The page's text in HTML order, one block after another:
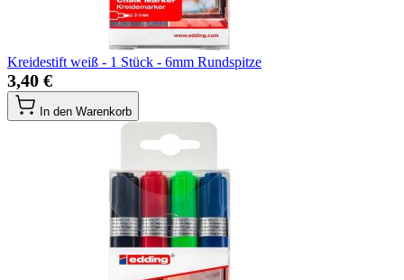
Kreidestift weiß - 1 Stück - 6mm Rundspitze
3,40 €
In den Warenkorb